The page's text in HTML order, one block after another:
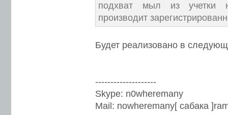
подхват мыл из учетки
производит
Будет реализовано в
--------------------
Skype: n0wheremany
Mail: nowheremany[ сабака